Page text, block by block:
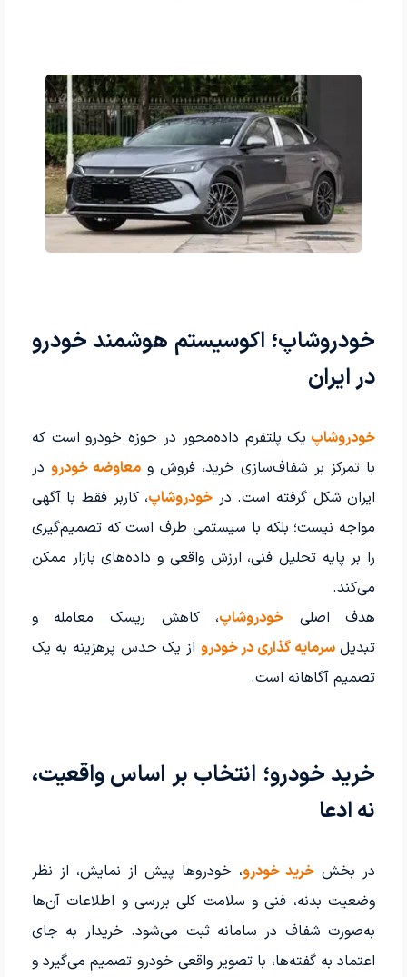
خودروشاپ؛ اکوسیستم هوشمند خودرو
در ایران
خودروشاپ یک پلتفرم داده‌محور در حوزه خودرو است که
با تمرکز بر شفاف‌سازی خرید، فروش ومعاوضه خودرو در
ایران شکل گرفته است. در خودروشاپ، کاربر فقط با آگهی
مواجه نیست؛ بلکه با سیستمی طرف است که تصمیم‌گیری
را بر پایه تحلیل فنی، ارزش واقعی و داده‌های بازار ممکن
می‌کند.
هدف اصلی خودروشاپ، کاهش ریسک معامله و
تبدیلسرمایه گذاری در خودرو از یک حدس پرهزینه به یک
تصمیم آگاهانه است.
خرید خودرو؛ انتخاب بر اساس واقعیت،
نه ادعا
در بخش خرید خودرو، خودروها پیش از نمایش، از نظر
وضعیت بدنه، فنی و سلامت کلی بررسی و اطلاعات آن‌ها
به‌صورت شفاف در سامانه ثبت می‌شود. خریدار به جای
اعتماد به گفته‌ها، با تصویر واقعی خودرو تصمیم می‌گیرد و